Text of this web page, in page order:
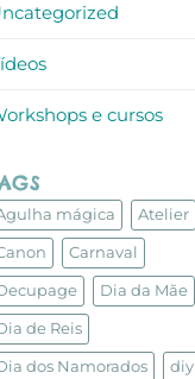
e cursos
mágica Atelier
Carnaval
Dia da Mãe
de Reis
dos Namorados diy